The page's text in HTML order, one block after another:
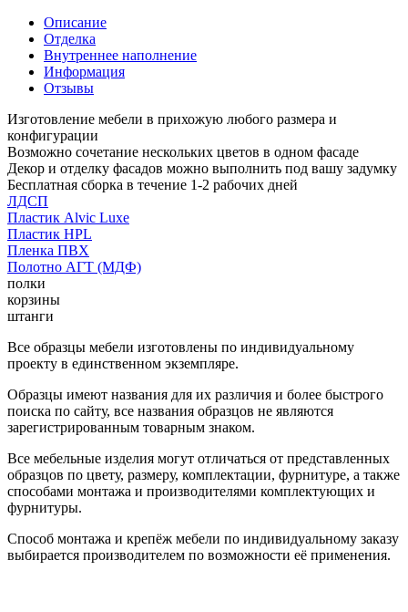
Описание
Отделка
Внутреннее наполнение
Информация
Отзывы
Изготовление мебели в прихожую любого размера и
конфигурации
Возможно сочетание нескольких цветов в одном фасаде
Декор и отделку фасадов можно выполнить под вашу задумку
Бесплатная сборка в течение 1-2 рабочих дней
ЛДСП
Пластик Alvic Luxe
Пластик HPL
Пленка ПВХ
Полотно АГТ (МДФ)
полки
корзины
штанги
Все образцы мебели изготовлены по индивидуальному
проекту в единственном экземпляре.
Образцы имеют названия для их различия и более быстрого
поиска по сайту, все названия образцов не являются
зарегистрированным товарным знаком.
Все мебельные изделия могут отличаться от представленных
образцов по цвету, размеру, комплектации, фурнитуре, а также
способами монтажа и производителями комплектующих и
фурнитуры.
Способ монтажа и крепёж мебели по индивидуальному заказу
выбирается производителем по возможности её применения.